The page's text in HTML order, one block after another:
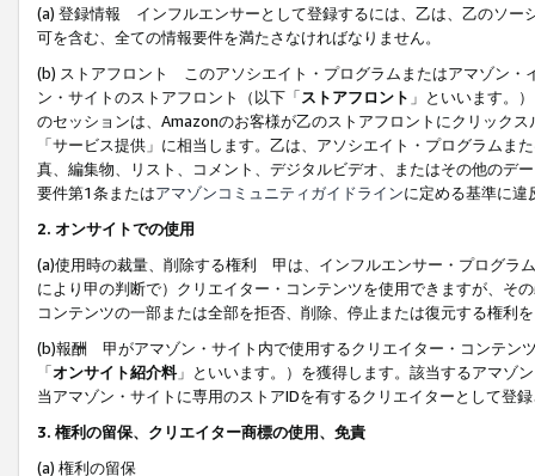
(a) 登録情報 インフルエンサーとして登録するには、乙は、乙のソー
可を含む、全ての情報要件を満たさなければなりません。
(b) ストアフロント このアソシエイト・プログラムまたはアマゾン・
ン・サイトのストアフロント（以下「ストアフロント 」といいます。
のセッションは、Amazonのお客様が乙のストアフロントにクリック
「サービス提供」に相当します。乙は、アソシエイト・プログラム
真、編集物、リスト、コメント、デジタルビデオ、またはその他のデ
要件第1条またはアマゾンコミュニティガイドラインに定める基準に違
2. オンサイトでの使用
(a)使用時の裁量、削除する権利 甲は、インフルエンサー・プログラ
により甲の判断で）クリエイター・コンテンツを使用できますが、そ
コンテンツの一部または全部を拒否、削除、停止または復元する権利
(b)報酬 甲がアマゾン・サイト内で使用するクリエイター・コンテン
「オンサイト紹介料」といいます。）を獲得します。該当するアマゾ
当アマゾン・サイトに専用のストアIDを有するクリエイターとして登
3. 権利の留保、クリエイター商標の使用、免責
(a) 権利の留保